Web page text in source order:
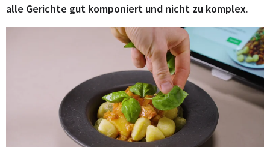
alle Gerichte gut komponiert und nicht zu komplex.